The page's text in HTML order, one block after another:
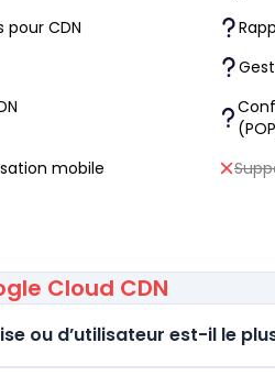
CDN
mobile
Cloud CDN
ou d’utilisateur est-il le